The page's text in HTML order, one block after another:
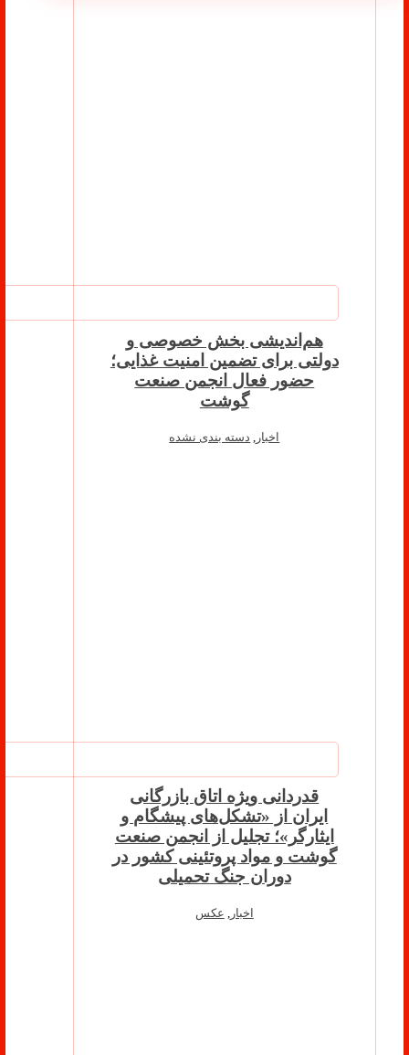
هم‌اندیشی بخش خصوصی و
دولتی برای تضمین امنیت غذایی؛
حضور فعال انجمن صنعت
گوشت
اخبار دسته بندی نشده
قدردانی ویژه اتاق بازرگانی
ایران از «تشکل‌های پیشگام و
ایثارگر»؛ تجلیل از انجمن صنعت
گوشت و مواد پروتئینی کشور در
دوران جنگ تحمیلی
اخبار, عکس